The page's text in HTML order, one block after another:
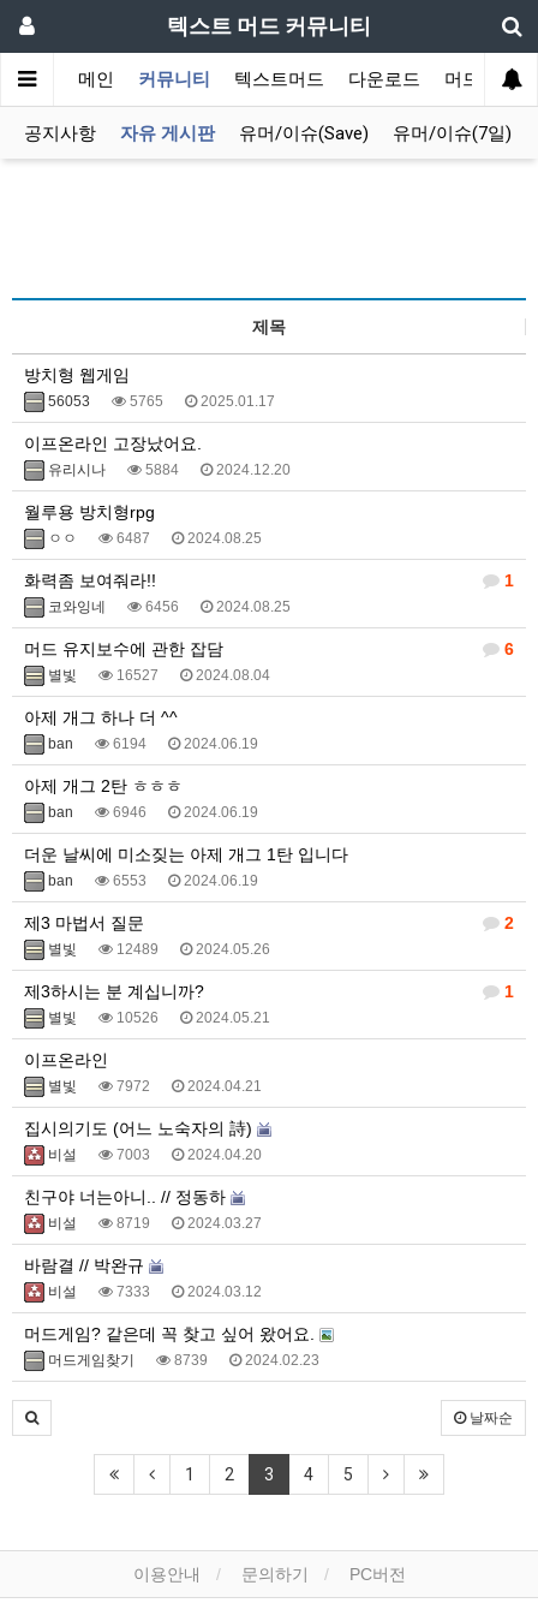
텍스트 머드 커뮤니티
메인 커뮤니티 텍스트머드 다운로드 머드 잡담
공지사항 자유 게시판 유머/이슈(Save) 유머/이슈(7일)
제목
방치형 웹게임
56053 5765 2025.01.17
이프온라인 고장났어요.
유리시나 5884 2024.12.20
월루용 방치형rpg
ㅇㅇ 6487 2024.08.25
1
화력좀 보여줘라!!
코와잉네 6456 2024.08.25
6
머드 유지보수에 관한 잡담
별빛 16527 2024.08.04
아제 개그 하나 더 ^^
ban 6194 2024.06.19
아제 개그 2탄 ㅎㅎㅎ
ban 6946 2024.06.19
더운 날씨에 미소짖는 아제 개그 1탄 입니다
ban 6553 2024.06.19
2
제3 마법서 질문
별빛 12489 2024.05.26
1
제3하시는 분 계십니까?
별빛 10526 2024.05.21
이프온라인
별빛 7972 2024.04.21
집시의기도 (어느 노숙자의 詩)
비설 7003 2024.04.20
친구야 너는아니.. // 정동하
비설 8719 2024.03.27
바람결 // 박완규
비설 7333 2024.03.12
머드게임? 같은데 꼭 찾고 싶어 왔어요.
머드게임찾기 8739 2024.02.23
날짜순
1 2 3 4 5
이용안내 문의하기 PC버전